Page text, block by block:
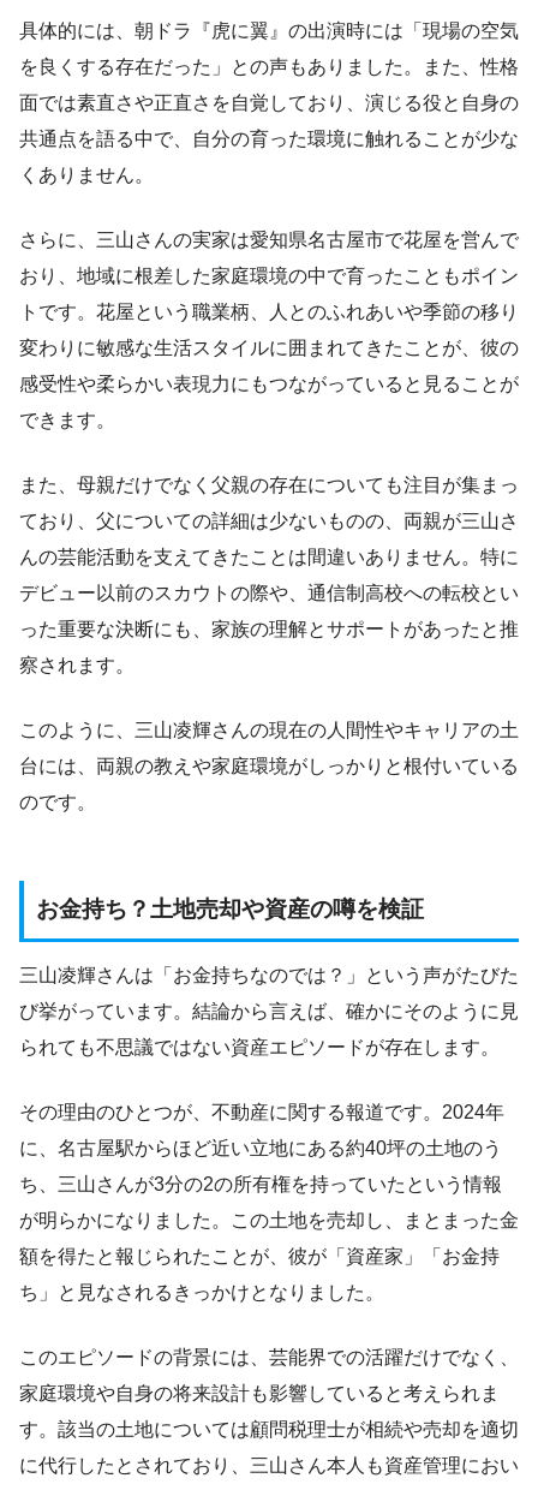
具体的には、朝ドラ『虎に翼』の出演時には「現場の空気
を良くする存在だった」との声もありました。また、性格
面では素直さや正直さを自覚しており、演じる役と自身の
共通点を語る中で、自分の育った環境に触れることが少な
くありません。
さらに、三山さんの実家は愛知県名古屋市で花屋を営んで
おり、地域に根差した家庭環境の中で育ったこともポイン
トです。花屋という職業柄、人とのふれあいや季節の移り
変わりに敏感な生活スタイルに囲まれてきたことが、彼の
感受性や柔らかい表現力にもつながっていると見ることが
できます。
また、母親だけでなく父親の存在についても注目が集まっ
ており、父についての詳細は少ないものの、両親が三山さ
んの芸能活動を支えてきたことは間違いありません。特に
デビュー以前のスカウトの際や、通信制高校への転校とい
った重要な決断にも、家族の理解とサポートがあったと推
察されます。
このように、三山凌輝さんの現在の人間性やキャリアの土
台には、両親の教えや家庭環境がしっかりと根付いている
のです。
お金持ち？土地売却や資産の噂を検証
三山凌輝さんは「お金持ちなのでは？」という声がたびた
び挙がっています。結論から言えば、確かにそのように見
られても不思議ではない資産エピソードが存在します。
その理由のひとつが、不動産に関する報道です。2024年
に、名古屋駅からほど近い立地にある約40坪の土地のう
ち、三山さんが3分の2の所有権を持っていたという情報
が明らかになりました。この土地を売却し、まとまった金
額を得たと報じられたことが、彼が「資産家」「お金持
ち」と見なされるきっかけとなりました。
このエピソードの背景には、芸能界での活躍だけでなく、
家庭環境や自身の将来設計も影響していると考えられま
す。該当の土地については顧問税理士が相続や売却を適切
に代行したとされており、三山さん本人も資産管理におい